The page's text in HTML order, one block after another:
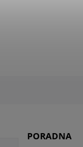
PORADNA